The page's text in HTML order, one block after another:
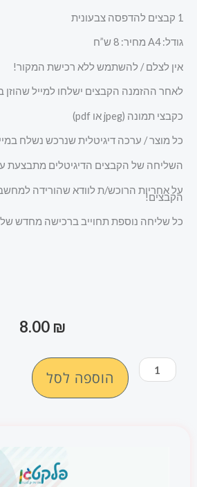
1 קבצים להדפסה צבעונית
גודל: A4 מחיר: 8 ש”ח
אין לצלם / להשתמש ללא רכישת המקור!
לאחר ההזמנה הקבצים ישלחו למייל
כקבצי תמונה (jpeg או pdf)
כל מוצר / ערכה דיגיטלית שנרכש נשלח
השליחה של הקבצים הדיגיטלים מתבצעת
על אחריות הרוכש/ת לוודא שהורידה
הקבצים!
כל שליחה נוספת תחוייב ברכישה מחדש
8.00 ₪
כמות
של
הוספה לסל